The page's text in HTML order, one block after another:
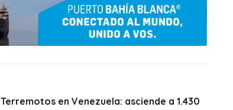
Terremotos en Venezuela: asciende a 1.430